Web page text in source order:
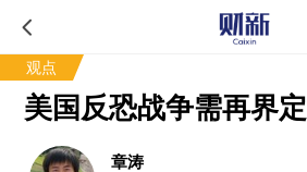
观点
美国反恐战争需再界定
章涛